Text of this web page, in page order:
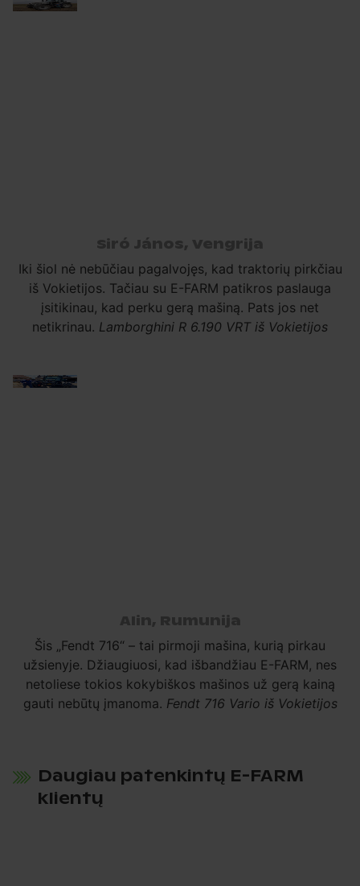
Siró János, Vengrija
Iki šiol nė nebūčiau pagalvojęs, kad traktorių pirkčiau
iš Vokietijos. Tačiau su E-FARM patikros paslauga
įsitikinau, kad perku gerą mašiną. Pats jos net
netikrinau. Lamborghini R 6.190 VRT iš Vokietijos
Alin, Rumunija
Šis „Fendt 716“ – tai pirmoji mašina, kurią pirkau
užsienyje. Džiaugiuosi, kad išbandžiau E-FARM, nes
netoliese tokios kokybiškos mašinos už gerą kainą
gauti nebūtų įmanoma. Fendt 716 Vario iš Vokietijos
Daugiau patenkintų E-FARM
klientų